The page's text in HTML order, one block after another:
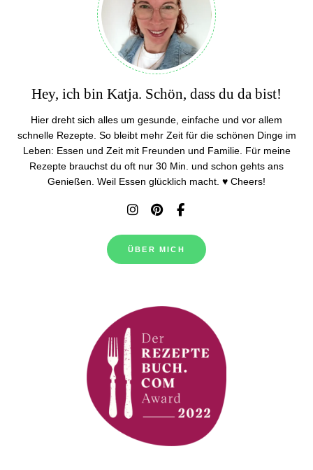
Hey, ich bin Katja. Schön, dass du da bist!
Hier dreht sich alles um gesunde, einfache und vor allem
schnelle Rezepte. So bleibt mehr Zeit für die schönen Dinge im
Leben: Essen und Zeit mit Freunden und Familie. Für meine
Rezepte brauchst du oft nur 30 Min. und schon gehts ans
Genießen. Weil Essen glücklich macht. ♥ Cheers!
ÜBER MICH